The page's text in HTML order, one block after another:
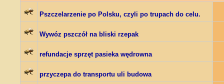
Pszczelarzenie po Polsku, czyli po trupach do celu.
Wywóz pszczół na bliski rzepak
refundacje sprzęt pasieka wędrowna
przyczepa do transportu uli budowa